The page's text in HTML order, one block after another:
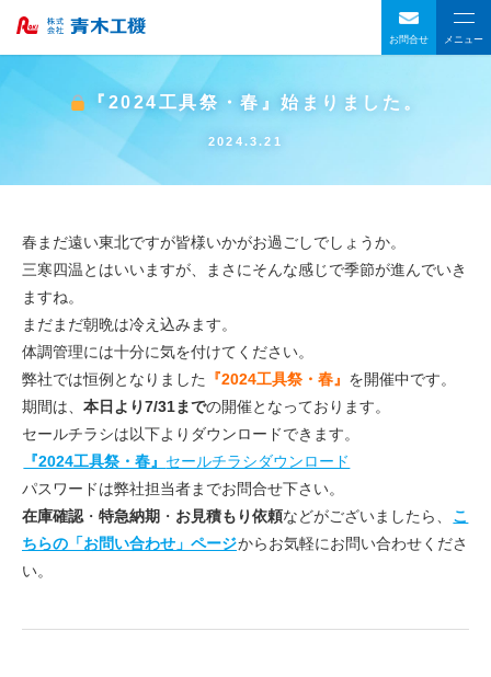
お問合せ メニュー
『2024工具祭・春』始まりました。
2024.3.21
春まだ遠い東北ですが皆様いかがお過ごしでしょうか。
三寒四温とはいいますが、まさにそんな感じで季節が進んでいき
ますね。
まだまだ朝晩は冷え込みます。
体調管理には十分に気を付けてください。
弊社では恒例となりました
『2024工具祭・春』 を開催中です。
期間は、 本日より7/31までの開催となっております。
セールチラシは以下よりダウンロードできます。
『2024工具祭・春』 セールチラシダウンロード
パスワードは弊社担当者までお問合せ下さい。
在庫確認 ・ 特急納期 ・ お見積もり依頼などがございましたら、
こ
ちらの「お問い合わせ」ページからお気軽にお問い合わせくださ
い。